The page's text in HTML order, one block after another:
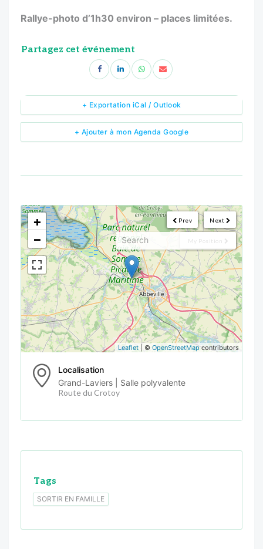
Rallye-photo d’1h30 environ – places limitées.
Partagez cet événement
+ Ajouter à mon Agenda Google
+ Exportation iCal / Outlook
Next
Prev
My Position
<!---->
+
−
Leaflet | © OpenStreetMapcontributors
Localisation
Grand-Laviers | Salle polyvalente
Route du Crotoy
Tags
SORTIR EN FAMILLE